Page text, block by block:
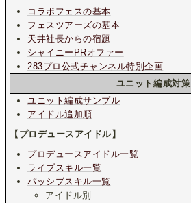
コラボフェスの基本
フェスツアーズの基本
天井社長からの宿題
シャイニーPRオファー
283プロ公式チャンネル特別企画
ユニット編成対策
ユニット編成サンプル
アイドル追加順
【プロデュースアイドル】
プロデュースアイドル一覧
ライブスキル一覧
パッシブスキル一覧
アイドル別